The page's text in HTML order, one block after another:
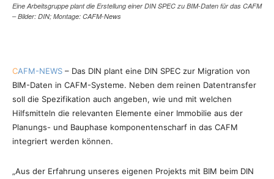
Eine Arbeitsgruppe plant die Erstellung einer DIN SPEC zu BIM-Daten für das CAFM
– Bilder: DIN; Montage: CAFM-News
CAFM-NEWS – Das DIN plant eine DIN SPEC zur Migration von
BIM-Daten in CAFM-Systeme. Neben dem reinen Datentransfer
soll die Spezifikation auch angeben, wie und mit welchen
Hilfsmitteln die relevanten Elemente einer Immobilie aus der
Planungs- und Bauphase komponentenscharf in das CAFM
integriert werden können.
„Aus der Erfahrung unseres eigenen Projekts mit BIM beim DIN